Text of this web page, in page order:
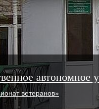
автономное
ветеранов»